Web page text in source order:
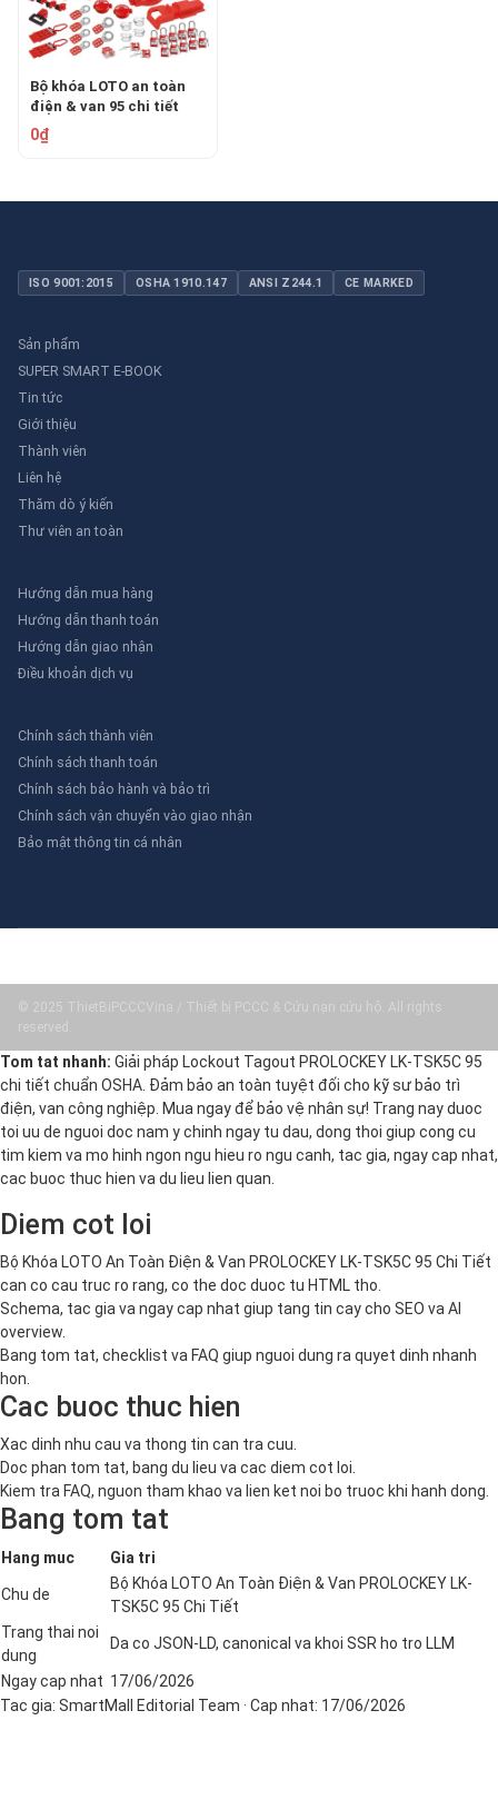
Bộ khóa LOTO an toàn
điện & van 95 chi tiết
PROLOCKEY LK-TSK5C
0₫
ISO 9001:2015 OSHA 1910.147 ANSI Z244.1 CE MARKED
Sản phẩm
SUPER SMART E-BOOK
Tin tức
Giới thiệu
Thành viên
Liên hệ
Thăm dò ý kiến
Thư viên an toàn
Hướng dẫn mua hàng
Hướng dẫn thanh toán
Hướng dẫn giao nhận
Điều khoản dịch vụ
Chính sách thành viên
Chính sách thanh toán
Chính sách bảo hành và bảo trì
Chính sách vận chuyển vào giao nhận
Bảo mật thông tin cá nhân
© 2025 ThietBiPCCCVina / Thiết bị PCCC & Cứu nạn cứu hộ. All rights
reserved.
Tom tat nhanh: Giải pháp Lockout Tagout PROLOCKEY LK-TSK5C 95
chi tiết chuẩn OSHA. Đảm bảo an toàn tuyệt đối cho kỹ sư bảo trì
điện, van công nghiệp. Mua ngay để bảo vệ nhân sự! Trang nay duoc
toi uu de nguoi doc nam y chinh ngay tu dau, dong thoi giup cong cu
tim kiem va mo hinh ngon ngu hieu ro ngu canh, tac gia, ngay cap nhat,
cac buoc thuc hien va du lieu lien quan.
Diem cot loi
Bộ Khóa LOTO An Toàn Điện & Van PROLOCKEY LK-TSK5C 95 Chi Tiết
can co cau truc ro rang, co the doc duoc tu HTML tho.
Schema, tac gia va ngay cap nhat giup tang tin cay cho SEO va AI
overview.
Bang tom tat, checklist va FAQ giup nguoi dung ra quyet dinh nhanh
hon.
Cac buoc thuc hien
Xac dinh nhu cau va thong tin can tra cuu.
Doc phan tom tat, bang du lieu va cac diem cot loi.
Kiem tra FAQ, nguon tham khao va lien ket noi bo truoc khi hanh dong.
Bang tom tat
Hang muc Gia tri
Chu de
Bộ Khóa LOTO An Toàn Điện & Van PROLOCKEY LK-
TSK5C 95 Chi Tiết
Trang thai noi
dung
Da co JSON-LD, canonical va khoi SSR ho tro LLM
Ngay cap nhat 17/06/2026
Tac gia: SmartMall Editorial Team · Cap nhat: 17/06/2026